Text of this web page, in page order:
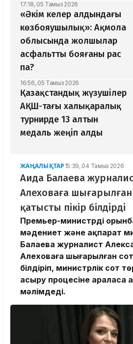
17:18, 05 Тамыз 2026
«Әкім келер алдындағы
көзбояушылық»: Ақмола
облысында жолшылар
асфальтты бояғаны рас
па?
16:56, 05 Тамыз 2026
Қазақстандық жүзушілер
АҚШ-тағы халықаралық
турнирде 13 алтын
медаль жеңіп алды
ЖАҢАЛЫҚТАР 15:39, 04 Тамыз 2026
Аида Балаева
Алеховаға шығарылған
қатысты пікір білдірді
Премьер-министрдің
мәдениет және ақпарат
Балаева журналист
Алеховаға шығарылған сот
білдіріп, министрлік сот
асыру процесіне араласа
мәлімдеді.